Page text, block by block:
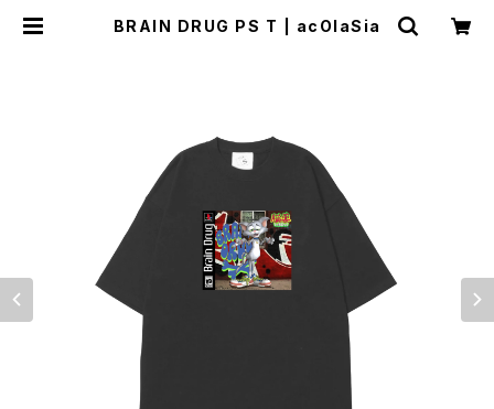
BRAIN DRUG PS T | acOlaSia